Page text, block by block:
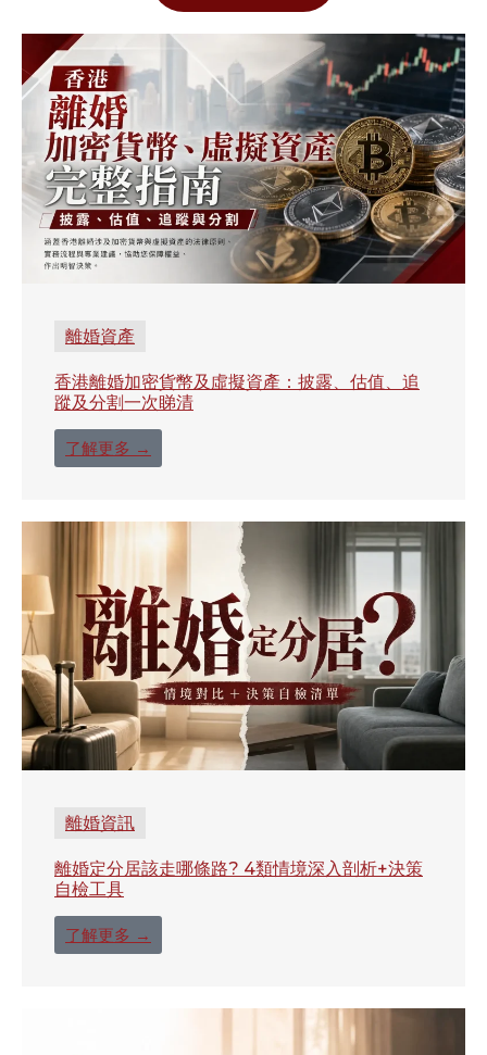
離婚資產
香港離婚加密貨幣及虛擬資產：披露、估值、追
蹤及分割一次睇清
了解更多 →
離婚資訊
離婚定分居該走哪條路? 4類情境深入剖析+決策
自檢工具
了解更多 →